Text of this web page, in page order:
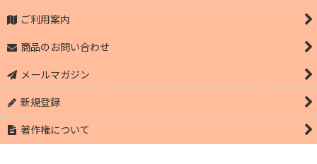
ご利用案内
商品のお問い合わせ
メールマガジン
新規登録
著作権について